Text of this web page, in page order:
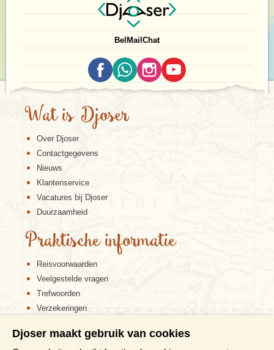
BelMailChat
Wat is Djoser
Over Djoser
Contactgegevens
Nieuws
Klantenservice
Vacatures bij Djoser
Duurzaamheid
Praktische informatie
Reisvoorwaarden
Veelgestelde vragen
Trefwoorden
Verzekeringen
Disclaimer
Djoser maakt gebruik van cookies